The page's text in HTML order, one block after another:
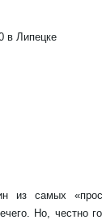
из самых
Но, честно